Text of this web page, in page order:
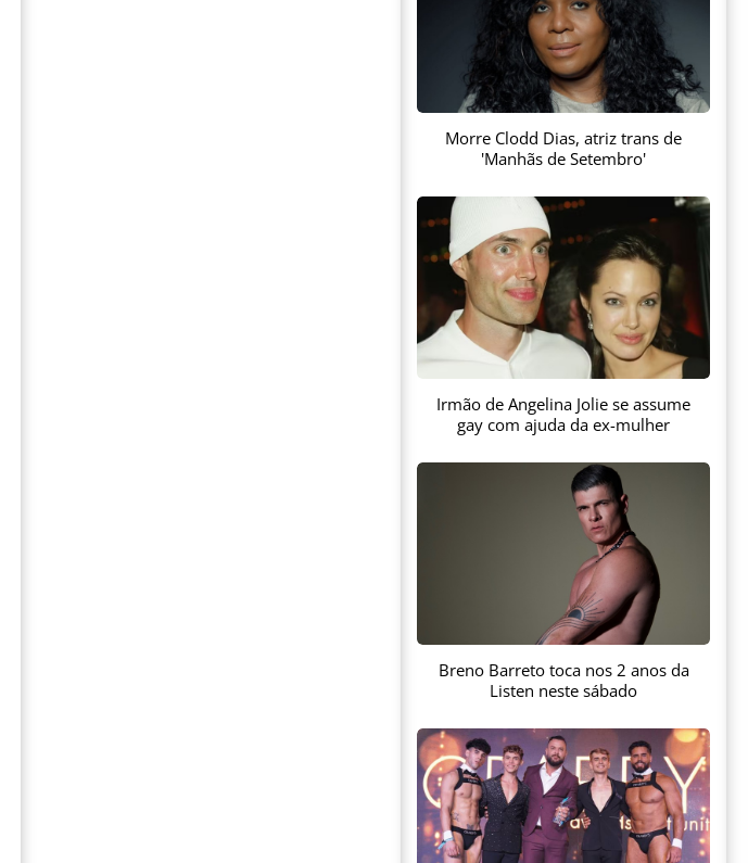
Morre Clodd Dias, atriz trans de
'Manhãs de Setembro'
Irmão de Angelina Jolie se assume
gay com ajuda da ex-mulher
Breno Barreto toca nos 2 anos da
Listen neste sábado